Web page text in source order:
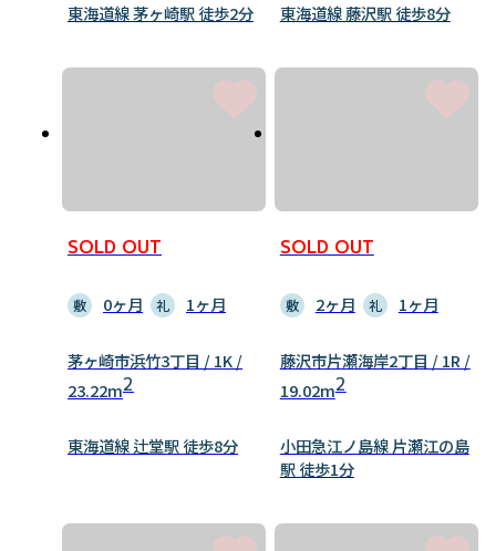
東海道線 茅ヶ崎駅 徒歩2分 東海道線 藤沢駅 徒歩8分
SOLD OUT
敷 0ヶ月 礼 1ヶ月
茅ヶ崎市浜竹3丁目 / 1K /
23.22m2
東海道線 辻堂駅 徒歩8分
SOLD OUT
敷 2ヶ月 礼 1ヶ月
藤沢市片瀬海岸2丁目 / 1R /
19.02m2
小田急江ノ島線 片瀬江の島
駅 徒歩1分